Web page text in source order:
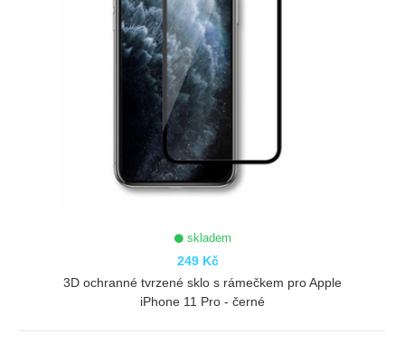
skladem
249 Kč
3D ochranné tvrzené sklo s rámečkem pro Apple
iPhone 11 Pro - černé